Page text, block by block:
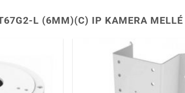
L (6MM)(C) IP KAMERA
Hozzáadás a
kívánságlistához